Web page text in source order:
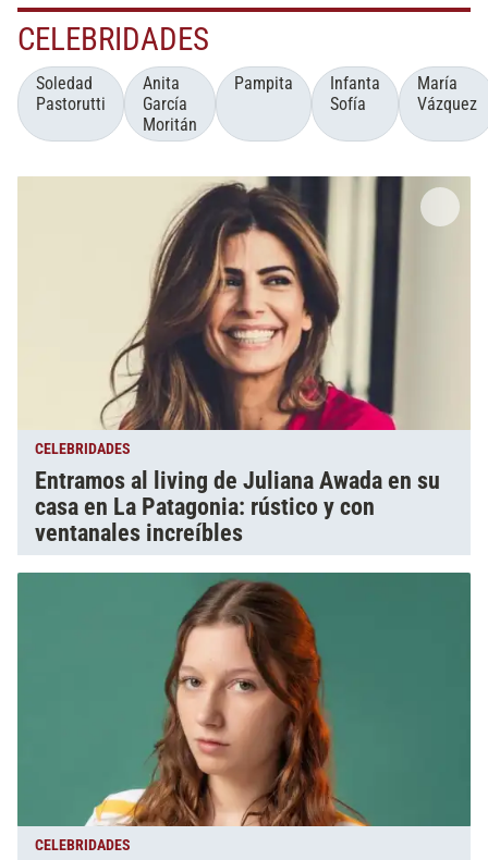
CELEBRIDADES
Soledad
Pastorutti
Anita
García
Moritán
Pampita
Infanta
Sofía
María
Vázquez
CELEBRIDADES
Entramos al living de Juliana Awada en su
casa en La Patagonia: rústico y con
ventanales increíbles
CELEBRIDADES